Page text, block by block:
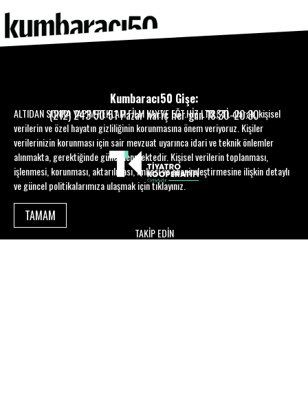
Kumbaracı50 Gişe:
(212) 243 50 51Pazar hariç her gün 18:30-20:30
TAKİP EDİN
ALTIDAN SONRA YAPIM REKLAM FİLM YAY.VE EĞT.HİZ.LTD.ŞTİ. olarak, kişisel
verilerin ve özel hayatın gizliliğinin korunmasına önem veriyoruz. Kişiler
verilerinizin korunması için sair mevzuat uyarınca idari ve teknik önlemler
alınmakta, gerektiğinde güncellenmektedir. Kişisel verilerin toplanması,
işlenmesi, korunması, aktarılması, imhası ve anonimleştirmesine ilişkin detaylı
ve güncel politikalarımıza ulaşmak içintıklayınız.
TAMAM